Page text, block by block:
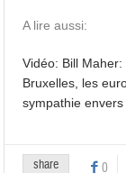
A lire aussi:
Vidéo: Bill
Bruxelles, les
sympathie envers
share 0